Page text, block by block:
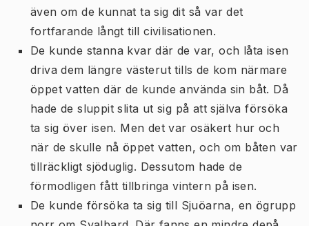
även om de kunnat ta sig dit så var det
fortfarande långt till civilisationen.
De kunde stanna kvar där de var, och låta isen
driva dem längre västerut tills de kom närmare
öppet vatten där de kunde använda sin båt. Då
hade de sluppit slita ut sig på att själva försöka
ta sig över isen. Men det var osäkert hur och
när de skulle nå öppet vatten, och om båten var
tillräckligt sjöduglig. Dessutom hade de
förmodligen fått tillbringa vintern på isen.
De kunde försöka ta sig till Sjuöarna, en ögrupp